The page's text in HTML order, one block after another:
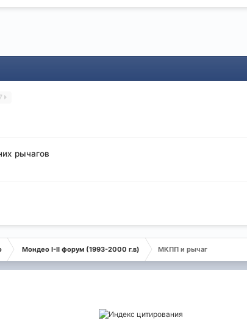
рычагов
Мондео I-II форум (1993-2000 г.в) МКПП и рычаг